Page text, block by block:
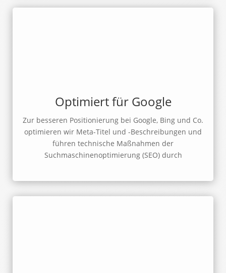
Optimiert für Google
Zur besseren Positionierung bei Google, Bing und Co.
optimieren wir Meta-Titel und -Beschreibungen und
führen technische Maßnahmen der
Suchmaschinenoptimierung (SEO) durch